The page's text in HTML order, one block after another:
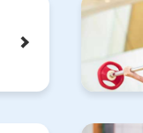
translated into
Click the link below
translation) to
if you use an
this website will be